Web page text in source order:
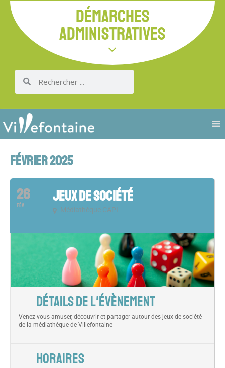
DÉMARCHES
ADMINISTRATIVES
FÉVRIER 2025
26
FÉV
JEUX DE SOCIÉTÉ
Médiathèque CAPI
DÉTAILS DE L'ÉVÈNEMENT
Venez-vous amuser, découvrir et partager autour des jeux de société
de la médiathèque de Villefontaine
HORAIRES